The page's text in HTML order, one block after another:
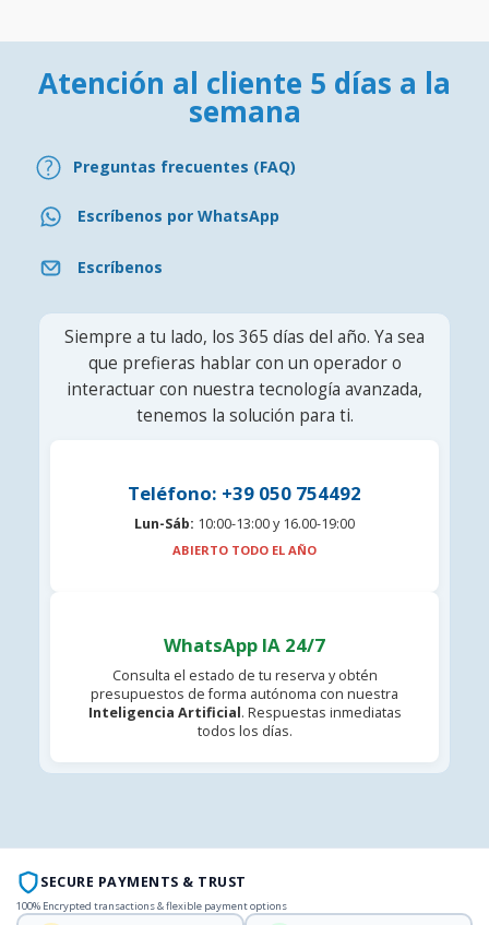
Atención al cliente 5 días a la
semana
Preguntas frecuentes (FAQ)
Escríbenos por WhatsApp
Escríbenos
Siempre a tu lado, los 365 días del año. Ya sea
que prefieras hablar con un operador o
interactuar con nuestra tecnología avanzada,
tenemos la solución para ti.
Teléfono: +39 050 754492
Lun-Sáb: 10:00-13:00 y 16.00-19:00
ABIERTO TODO EL AÑO
WhatsApp IA 24/7
Consulta el estado de tu reserva y obtén
presupuestos de forma autónoma con nuestra
Inteligencia Artificial. Respuestas inmediatas
todos los días.
SECURE PAYMENTS & TRUST
100% Encrypted transactions & flexible payment options